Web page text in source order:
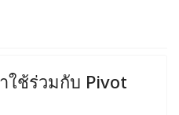
ใช้ร่วมกับ Pivot